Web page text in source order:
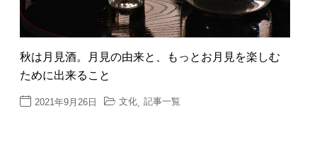
秋は月見酒。月見の由来と、もっとお月見を楽しむ
ために出来ること
2021年9月26日 文化, 記事一覧